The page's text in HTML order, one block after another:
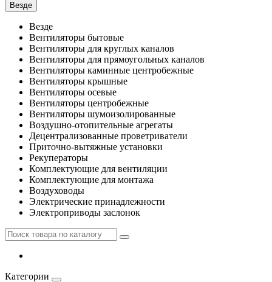
Везде
Везде
Вентиляторы бытовые
Вентиляторы для круглых каналов
Вентиляторы для прямоугольных каналов
Вентиляторы каминные центробежные
Вентиляторы крышные
Вентиляторы осевые
Вентиляторы центробежные
Вентиляторы шумоизолированные
Воздушно-отопительные агрегаты
Децентрализованные проветриватели
Приточно-вытяжные установки
Рекуператоры
Комплектующие для вентиляции
Комплектующие для монтажа
Воздуховоды
Электрические принадлежности
Электроприводы заслонок
Категории